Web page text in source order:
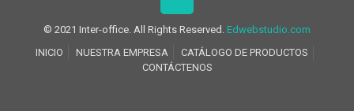
© 2021 Inter-office. All Rights Reserved. Edwebstudio.com
INICIO
NUESTRA EMPRESA
CATÁLOGO DE PRODUCTOS
CONTÁCTENOS